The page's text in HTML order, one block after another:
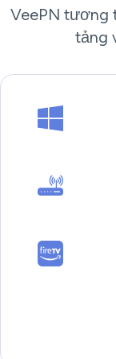
VeePN tương
tảng